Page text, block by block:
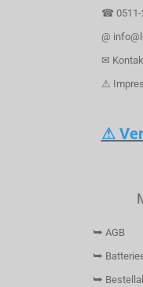
☎ 0511-
@
✉
⚠
⚠
⮩ AGB
⮩
⮩